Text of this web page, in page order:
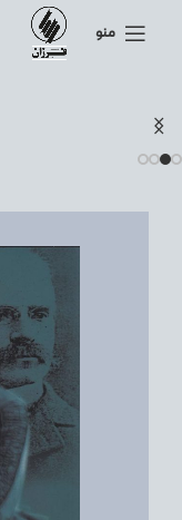
منو